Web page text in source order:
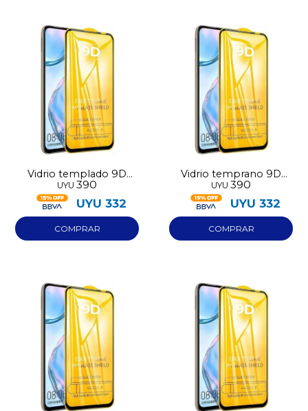
Vidrio templado 9D
Iphone 17 Pro Max
UYU 390
UYU 332
Vidrio temprano 9D
Redmi 15C 5G
UYU 390
UYU 332